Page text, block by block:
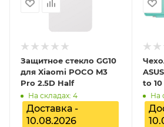
Защитное стекло GG10
для Xiaomi POCO M3
Pro 2.5D Half
На складах: 4
Доставка -
10.08.2026
to 10
На